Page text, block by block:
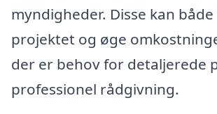
myndigheder. Disse kan
projektet og øge
der er behov for detaljerede
professionel rådgivning.